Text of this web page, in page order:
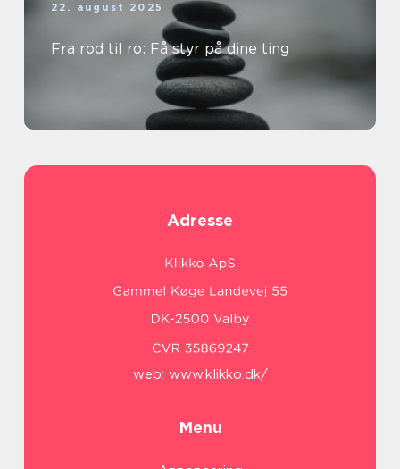
22. august 2025
Fra rod til ro: Få styr på dine ting
Adresse
web: www.klikko.dk/
Menu